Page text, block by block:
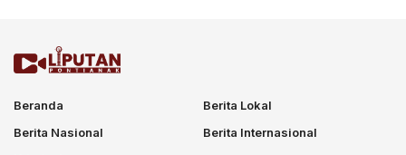
Beranda
Berita Lokal
Berita Nasional
Berita Internasional